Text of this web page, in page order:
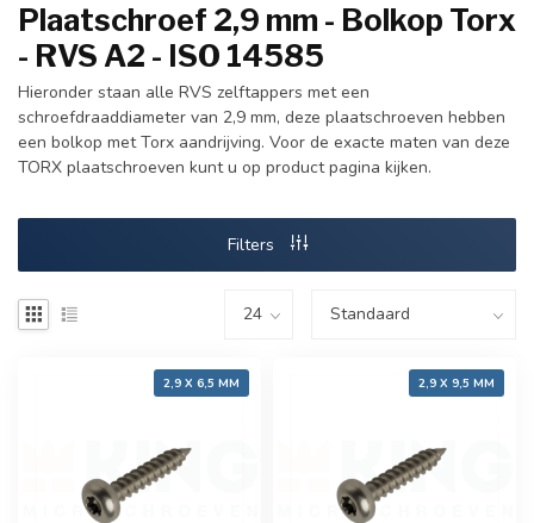
Plaatschroef 2,9 mm - Bolkop Torx
- RVS A2 - ISO 14585
Hieronder staan alle RVS zelftappers met een
schroefdraaddiameter van 2,9 mm, deze plaatschroeven hebben
een bolkop met Torx aandrijving. Voor de exacte maten van deze
TORX plaatschroeven kunt u op product pagina kijken.
Filters
2,9 X 6,5 MM 2,9 X 9,5 MM